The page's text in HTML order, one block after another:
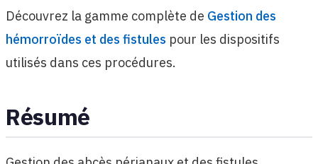
Découvrez la gamme complète de Gestion des
hémorroïdes et des fistules pour les dispositifs
utilisés dans ces procédures.
Résumé